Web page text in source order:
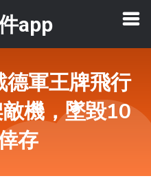
app
軍王牌飛行
機，墜毀10
存